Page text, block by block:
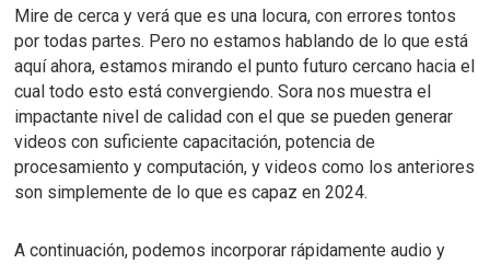
Mire de cerca y verá que es una locura, con errores tontos
por todas partes. Pero no estamos hablando de lo que está
aquí ahora, estamos mirando el punto futuro cercano hacia el
cual todo esto está convergiendo.Sora nos muestra el
impactante nivel de calidad con el que se pueden generar
videos con suficiente capacitación, potencia de
procesamiento y computación, y videos como los anteriores
son simplemente de lo que es capaz en 2024.
A continuación, podemos incorporar rápidamente audio y